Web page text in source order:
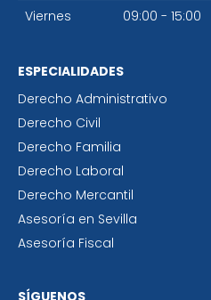
Viernes
09:00 - 15:00
ESPECIALIDADES
Derecho Administrativo
Derecho Civil
Derecho Familia
Derecho Laboral
Derecho Mercantil
Asesoría en Sevilla
Asesoría Fiscal
SÍGUENOS